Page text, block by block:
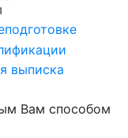
Вам способом